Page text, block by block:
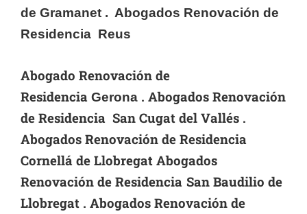
de Gramanet . Abogados Renovación de
Residencia Reus
Abogado Renovación de
Residencia Gerona . Abogados Renovación
de Residencia San Cugat del Vallés .
Abogados Renovación de Residencia
Cornellá de Llobregat Abogados
Renovación de Residencia San Baudilio de
Llobregat . Abogados Renovación de